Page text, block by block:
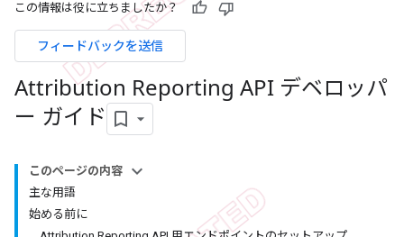
この情報は役に立ちましたか？
フィードバックを送信
Attribution Reporting API デベロッパ
ー ガイド
このページの内容
主な用語
始める前に